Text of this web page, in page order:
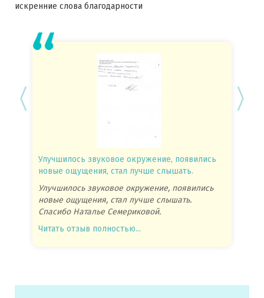
искренние слова благодарности
Улучшилось звуковое окружение, появились
новые ощущения, стал лучше слышать.
Улучшилось звуковое окружение, появились
новые ощущения, стал лучше слышать.
Спасибо Наталье Семериковой.
Читать отзыв полностью...